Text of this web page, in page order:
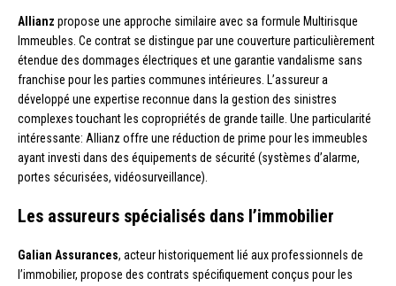
Allianz propose une approche similaire avec sa formule Multirisque
Immeubles. Ce contrat se distingue par une couverture particulièrement
étendue des dommages électriques et une garantie vandalisme sans
franchise pour les parties communes intérieures. L’assureur a
développé une expertise reconnue dans la gestion des sinistres
complexes touchant les copropriétés de grande taille. Une particularité
intéressante: Allianz offre une réduction de prime pour les immeubles
ayant investi dans des équipements de sécurité (systèmes d’alarme,
portes sécurisées, vidéosurveillance).
Les assureurs spécialisés dans l’immobilier
Galian Assurances, acteur historiquement lié aux professionnels de
l’immobilier, propose des contrats spécifiquement conçus pour les